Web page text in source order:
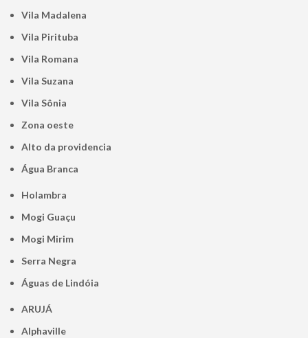
Vila Madalena
Vila Pirituba
Vila Romana
Vila Suzana
Vila Sônia
Zona oeste
alto da providencia
Água Branca
Holambra
Mogi Guaçu
Mogi Mirim
Serra Negra
Águas de Lindóia
ARUJÁ
Alphaville